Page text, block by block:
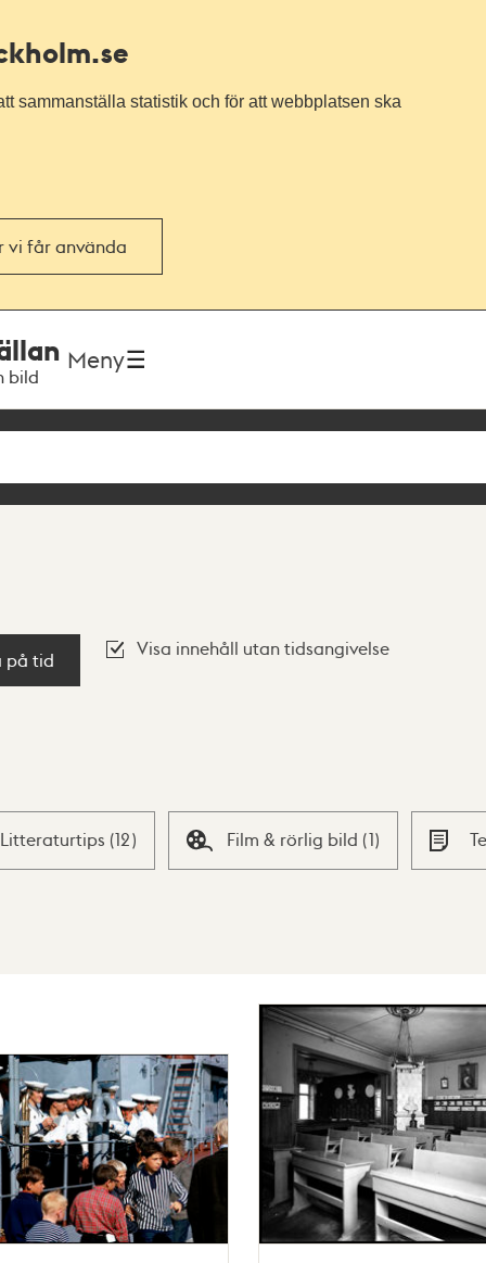
sammanställa statistik och för att webbplatsen ska
vi får använda
bild
Meny
på tid
Visa innehåll utan tidsangivelse
Litteraturtips (12) Film & rörlig bild (1)